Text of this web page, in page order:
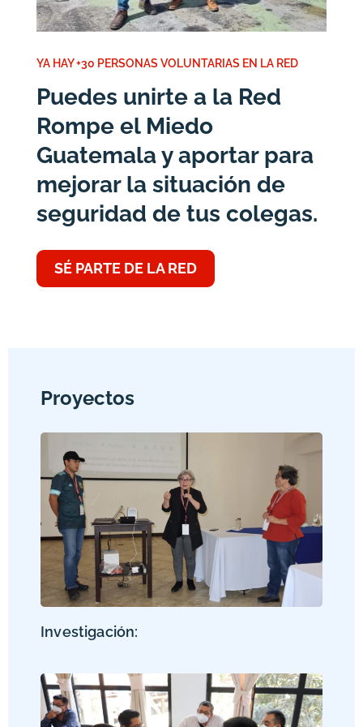
YA HAY +30 PERSONAS VOLUNTARIAS EN LA RED
Puedes unirte a la Red
Rompe el Miedo
Guatemala y aportar para
mejorar la situación de
seguridad de tus colegas.
SÉ PARTE DE LA RED
Proyectos
Investigación: